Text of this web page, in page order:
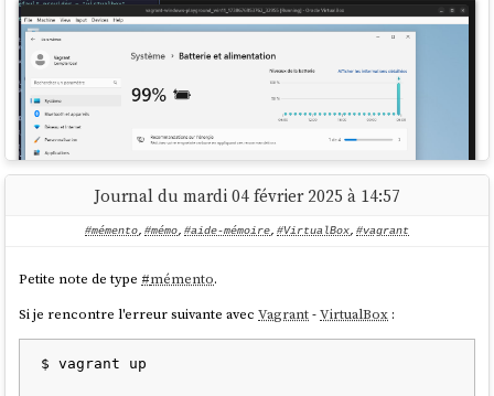
Journal du mardi 04 février 2025 à 14:57
#mémento, #mémo, #aide-mémoire, #VirtualBox, #vagrant
Petite note de type #mémento.
Si je rencontre l'erreur suivante avecVagrant-VirtualBox :
$ vagrant up